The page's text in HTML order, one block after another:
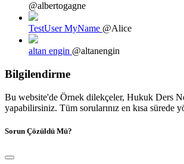
@albertogagne
TestUser MyName @Alice
altan engin @altanengin
Bilgilendirme
Bu website'de Örnek dilekçeler, Hukuk Ders
yapabilirsiniz. Tüm sorularınız en kısa sürede
Sorun Çözüldü Mü?